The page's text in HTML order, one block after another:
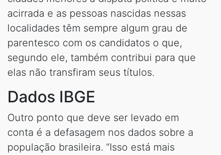
acirrada e as pessoas nascidas nessas
localidades têm sempre algum grau de
parentesco com os candidatos o que,
segundo ele, também contribui para que
elas não transfiram seus títulos.
Dados IBGE
Outro ponto que deve ser levado em
conta é a defasagem nos dados sobre a
população brasileira. “Isso está mais